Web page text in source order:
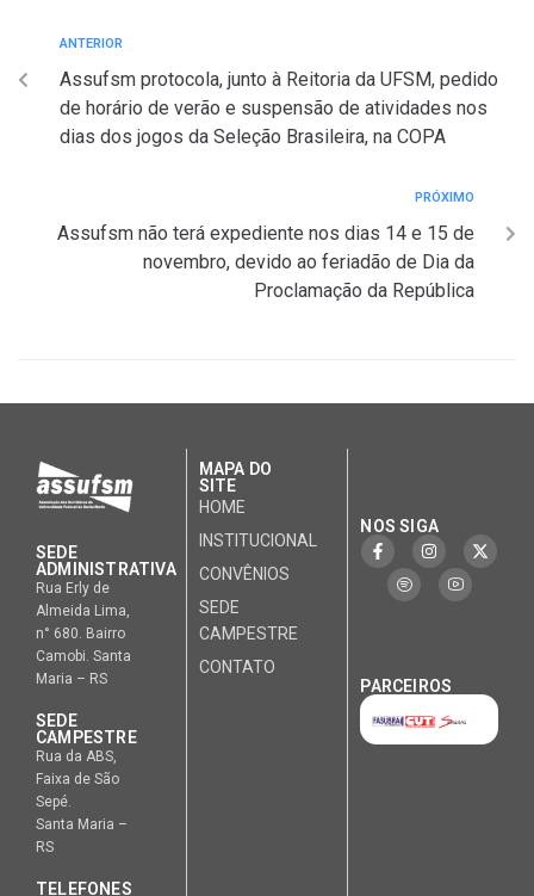
ANTERIOR
Assufsm protocola, junto à Reitoria da UFSM, pedido
de horário de verão e suspensão de atividades nos
dias dos jogos da Seleção Brasileira, na COPA
PRÓXIMO
Assufsm não terá expediente nos dias 14 e 15 de
novembro, devido ao feriadão de Dia da
Proclamação da República
SEDE
ADMINISTRATIVA
Rua Erly de
Almeida Lima,
n° 680. Bairro
Camobi. Santa
Maria – RS
SEDE
CAMPESTRE
Rua da ABS,
Faixa de São
Sepé.
Santa Maria –
RS
TELEFONES
MAPA DO
SITE
HOME
INSTITUCIONAL
CONVÊNIOS
SEDE
CAMPESTRE
CONTATO
NOS SIGA
PARCEIROS